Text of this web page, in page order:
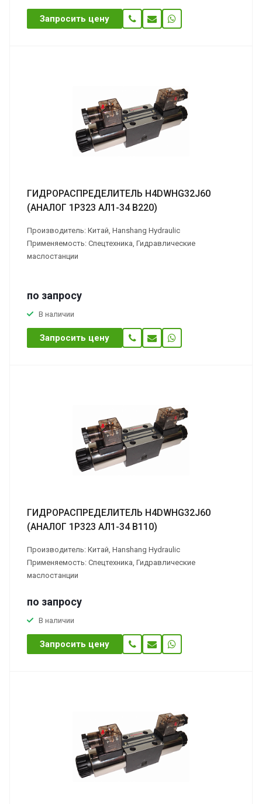
Запросить цену
ГИДРОРАСПРЕДЕЛИТЕЛЬ H4DWHG32J60
(АНАЛОГ 1Р323 АЛ1-34 В220)
Производитель: Китай, Hanshang Hydraulic
Применяемость: Спецтехника, Гидравлические
маслостанции
по запросу
В наличии
Запросить цену
ГИДРОРАСПРЕДЕЛИТЕЛЬ H4DWHG32J60
(АНАЛОГ 1Р323 АЛ1-34 В110)
Производитель: Китай, Hanshang Hydraulic
Применяемость: Спецтехника, Гидравлические
маслостанции
по запросу
В наличии
Запросить цену